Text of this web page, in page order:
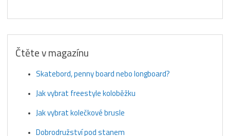
Čtěte v magazínu
Skatebord, penny board nebo longboard?
Jak vybrat freestyle koloběžku
Jak vybrat kolečkové brusle
Dobrodružství pod stanem